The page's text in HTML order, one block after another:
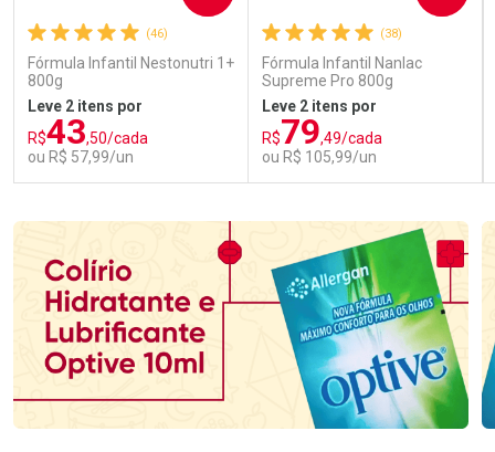
(46)
Fórmula Infantil Nestonutri 1+
800g
Leve 2 itens por
R$43,50/cada
ou R$ 57,99/un
(38)
Fórmula Infantil Nanlac
Supreme Pro 800g
Leve 2 itens por
R$79,49/cada
ou R$ 105,99/un
Laboratório
Por Menos